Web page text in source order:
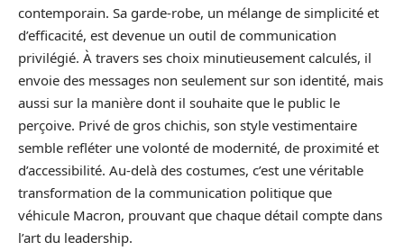
contemporain. Sa garde-robe, un mélange de simplicité et
d’efficacité, est devenue un outil de communication
privilégié. À travers ses choix minutieusement calculés, il
envoie des messages non seulement sur son identité, mais
aussi sur la manière dont il souhaite que le public le
perçoive. Privé de gros chichis, son style vestimentaire
semble refléter une volonté de modernité, de proximité et
d’accessibilité. Au-delà des costumes, c’est une véritable
transformation de la communication politique que
véhicule Macron, prouvant que chaque détail compte dans
l’art du leadership.